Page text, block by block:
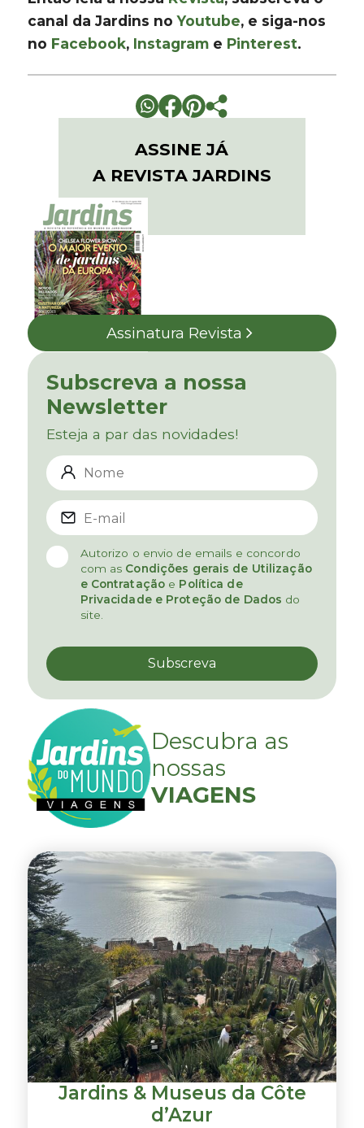
canal da Jardins noYoutube, e siga-nos
no Facebook, Instagram e Pinterest.
ASSINE JÁ
A REVISTA JARDINS
Assinatura Revista
Subscreva a nossa
Newsletter
Esteja a par das novidades!
Autorizo o envio de emails e concordo
com as Condições gerais de Utilização
e Contratação e Política de
Privacidade e Proteção de Dados do
site.
Descubra as
nossas
VIAGENS
Jardins & Museus da Côte
d’Azur